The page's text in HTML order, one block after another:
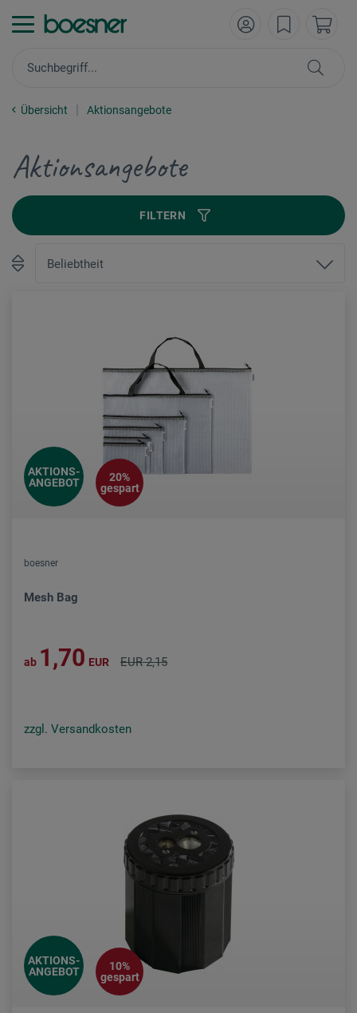
Übersicht Aktionsangebote
Aktionsangebote
FILTERN
AKTIONS-
ANGEBOT
20%
gespart
boesner
Mesh Bag
ab 1,70 EUR EUR 2,15
zzgl. Versandkosten
AKTIONS-
ANGEBOT
10%
gespart